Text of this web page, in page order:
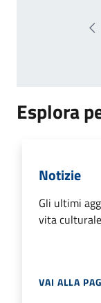
Esplora
Notizie
Gli ultimi
vita
VAI ALLA